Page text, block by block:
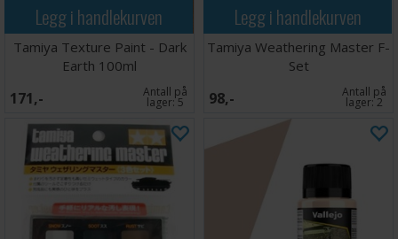
Legg i handlekurven
Tamiya Texture Paint - Dark
Earth 100ml
171,- Antall på
lager:5
Legg i handlekurven
Tamiya Weathering Master F-
Set
98,- Antall på
lager:2